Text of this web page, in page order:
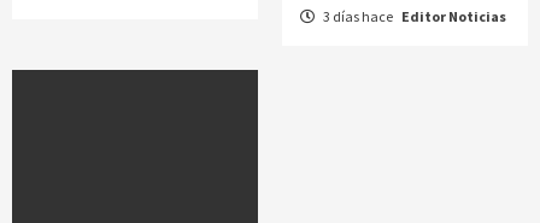
3 días hace Editor Noticias